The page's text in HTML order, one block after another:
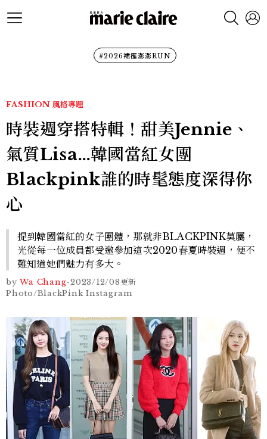
#2026裙襬澎澎RUN
FASHION 風格專題
時裝週穿搭特輯！甜美Jennie、
氣質Lisa…韓國當紅女團
Blackpink誰的時髦態度深得你
心
提到韓國當紅的女子團體，那就非BLACKPINK莫屬，
光從每一位成員都受邀參加這次2020春夏時裝週，便不
難知道她們魅力有多大。
by Wa Chang-2023/12/08更新
Photo/BlackPink Instagram